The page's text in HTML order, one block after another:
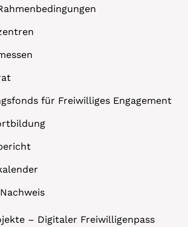
für Freiwilliges Engagement
– Digitaler Freiwilligenpass